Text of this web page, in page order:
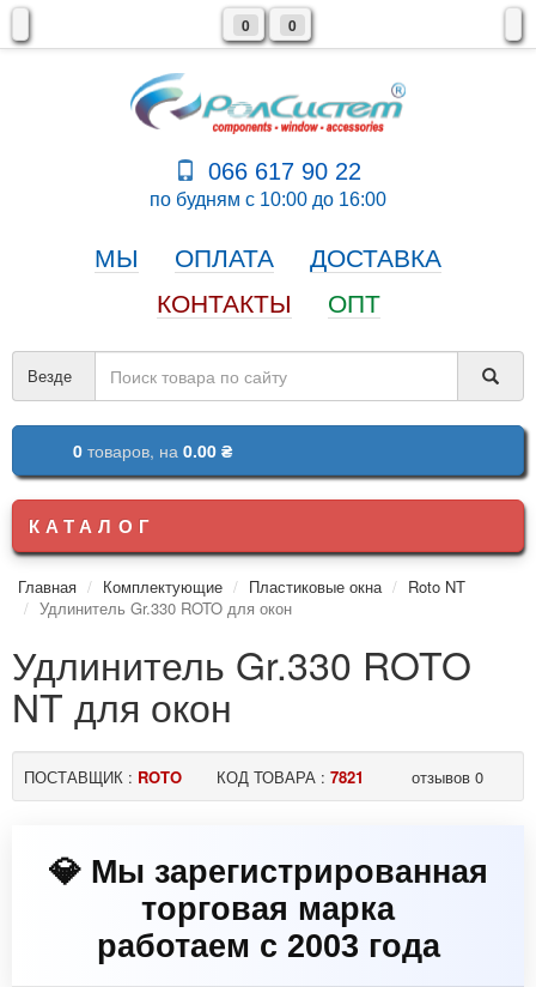
0 0
066 617 90 22
по будням с 10:00 до 16:00
МЫ ОПЛАТА
ДОСТАВКА
КОНТАКТЫ
ОПТ
Везде
0 товаров, на 0.00 ₴
КАТАЛОГ
Главная Комплектующие Пластиковые окна
Roto NT
Удлинитель Gr.330 ROTO для окон
Удлинитель Gr.330 ROTO
NT для окон
ПОСТАВЩИК : ROTO КОД ТОВАРА : 7821 отзывов 0
💎 Мы зарегистрированная
торговая марка
работаем с 2003 года
❤️ Тысячи довольных
клиентов в Украине доверяют
нам